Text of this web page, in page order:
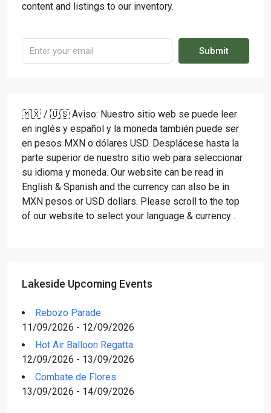
content and listings to our inventory.
Submit
🇲🇽 / 🇺🇸 Aviso: Nuestro sitio web se puede leer
en inglés y español y la moneda también puede ser
en pesos MXN o dólares USD. Desplácese hasta la
parte superior de nuestro sitio web para seleccionar
su idioma y moneda. Our website can be read in
English & Spanish and the currency can also be in
MXN pesos or USD dollars. Please scroll to the top
of our website to select your language & currency .
Lakeside Upcoming Events
Rebozo Parade
11/09/2026 - 12/09/2026
Hot Air Balloon Regatta
12/09/2026 - 13/09/2026
Combate de Flores
13/09/2026 - 14/09/2026